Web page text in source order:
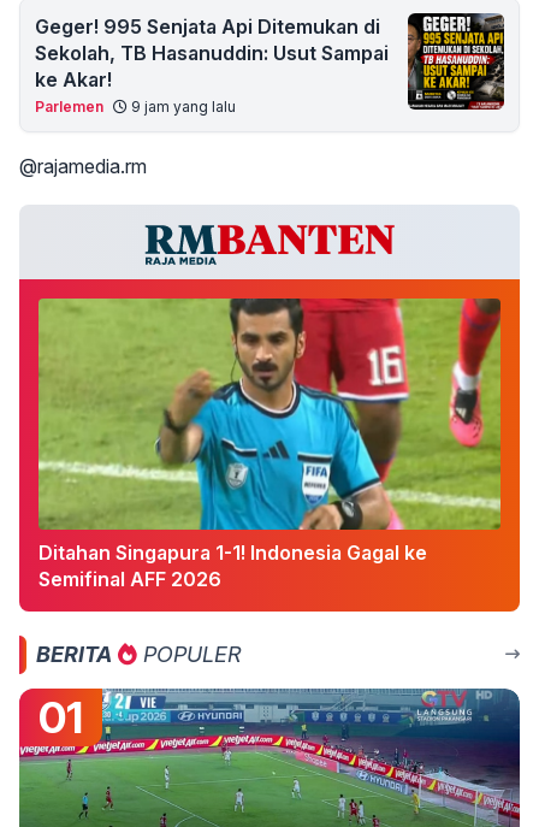
Geger! 995 Senjata Api Ditemukan di
Sekolah, TB Hasanuddin: Usut Sampai
ke Akar!
Parlemen 9 jam yang lalu
@rajamedia.rm
Ditahan Singapura 1-1! Indonesia Gagal ke
Semifinal AFF 2026
BERITA POPULER
01